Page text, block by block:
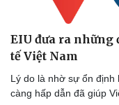
EIU đưa ra những
tế Việt Nam
Lý do là nhờ sự ổn
càng hấp dẫn đã giúp